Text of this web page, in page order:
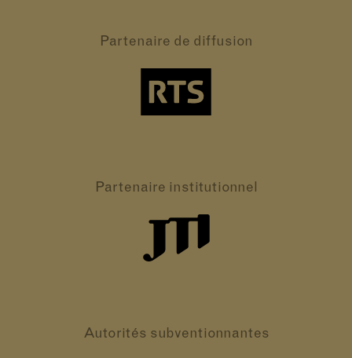
Partenaire de diffusion
Partenaire institutionnel
Autorités subventionnantes